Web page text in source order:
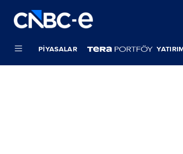
PIYASALAR